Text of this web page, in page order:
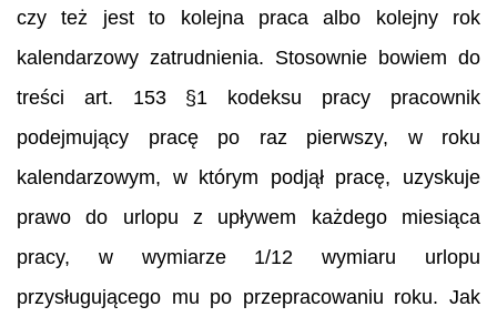
czy też jest to kolejna praca albo kolejny rok
kalendarzowy zatrudnienia. Stosownie bowiem do
treści art. 153 §1 kodeksu pracy pracownik
podejmujący pracę po raz pierwszy, w roku
kalendarzowym, w którym podjął pracę, uzyskuje
prawo do urlopu z upływem każdego miesiąca
pracy, w wymiarze 1/12 wymiaru urlopu
przysługującego mu po przepracowaniu roku. Jak